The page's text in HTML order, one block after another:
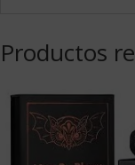
Productos